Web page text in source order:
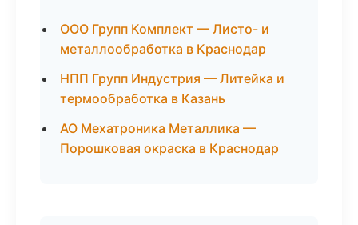
ООО Групп Комплект — Листо- и
металлообработка в Краснодар
НПП Групп Индустрия — Литейка и
термообработка в Казань
АО Мехатроника Металлика —
Порошковая окраска в Краснодар